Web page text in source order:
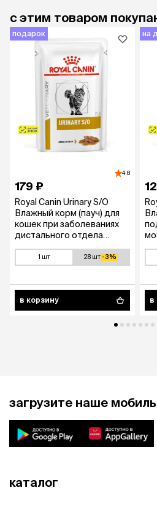
с этим товаром
подарок
4.8
179 ₽
Royal Canin Urinary S/O
Влажный корм (пауч) для
кошек при заболеваниях
дистального отдела
системы, 85 гр.
1 шт 28 шт -3%
в корзину
на
в
загрузите наше
каталог